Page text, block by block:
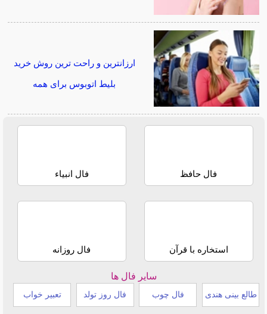
ارزانترین و راحت ترین روش خرید
بلیط اتوبوس برای همه
فال حافظ فال انبیاء
استخاره با قرآن فال روزانه
سایر فال ها
طالع بینی هندی فال چوب فال روز تولد تعبیر خواب